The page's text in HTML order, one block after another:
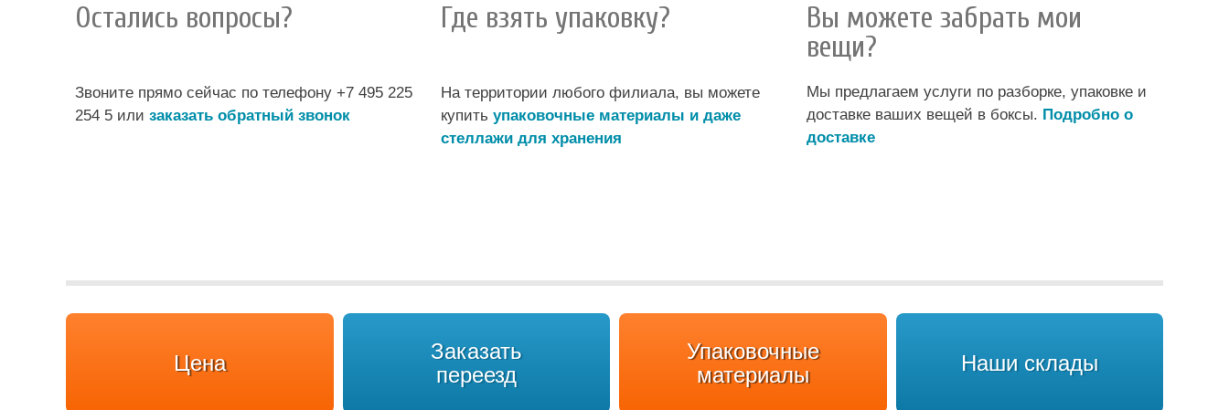
Остались вопросы?
Звоните прямо сейчас по телефону +7 495 225
254 5 или заказать обратный звонок
Где взять упаковку?
На территории любого филиала, вы можете
купить упаковочные материалы и даже
стеллажи для хранения
Вы можете забрать мои
вещи?
Мы предлагаем услуги по разборке, упаковке и
доставке ваших вещей в боксы. Подробно о
доставке
Цена
Заказать
переезд
Упаковочные
материалы
Наши склады